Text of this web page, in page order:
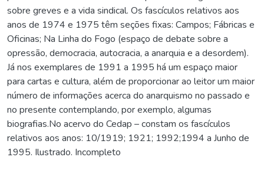
sobre greves e a vida sindical. Os fascículos relativos aos
anos de 1974 e 1975 têm seções fixas: Campos; Fábricas e
Oficinas; Na Linha do Fogo (espaço de debate sobre a
opressão, democracia, autocracia, a anarquia e a desordem).
Já nos exemplares de 1991 a 1995 há um espaço maior
para cartas e cultura, além de proporcionar ao leitor um maior
número de informações acerca do anarquismo no passado e
no presente contemplando, por exemplo, algumas
biografias.No acervo do Cedap – constam os fascículos
relativos aos anos: 10/1919; 1921; 1992;1994 a Junho de
1995. Ilustrado. Incompleto